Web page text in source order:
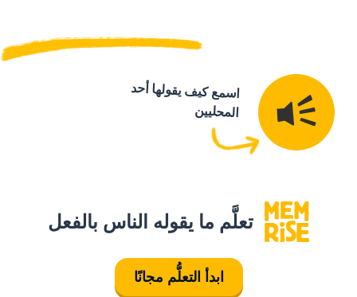
اسمع كيف يقولها أحد
المحليين
تعلَّم ما يقوله الناس بالفعل
ابدأ التعلُّم مجانًا